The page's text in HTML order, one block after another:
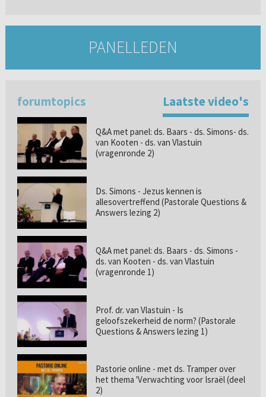
PANELLEDEN
forumtopics Laatste video's
Q&A met panel: ds. Baars - ds. Simons- ds.
van Kooten - ds. van Vlastuin
(vragenronde 2)
Ds. Simons - Jezus kennen is
allesovertreffend (Pastorale Questions &
Answers lezing 2)
Q&A met panel: ds. Baars - ds. Simons -
ds. van Kooten - ds. van Vlastuin
(vragenronde 1)
Prof. dr. van Vlastuin - Is
geloofszekerheid de norm? (Pastorale
Questions & Answers lezing 1)
Pastorie online - met ds. Tramper over
het thema 'Verwachting voor Israël (deel
2)